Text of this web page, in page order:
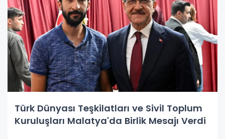
Türk Dünyası Teşkilatları ve Sivil Toplum
Kuruluşları Malatya'da Birlik Mesajı Verdi